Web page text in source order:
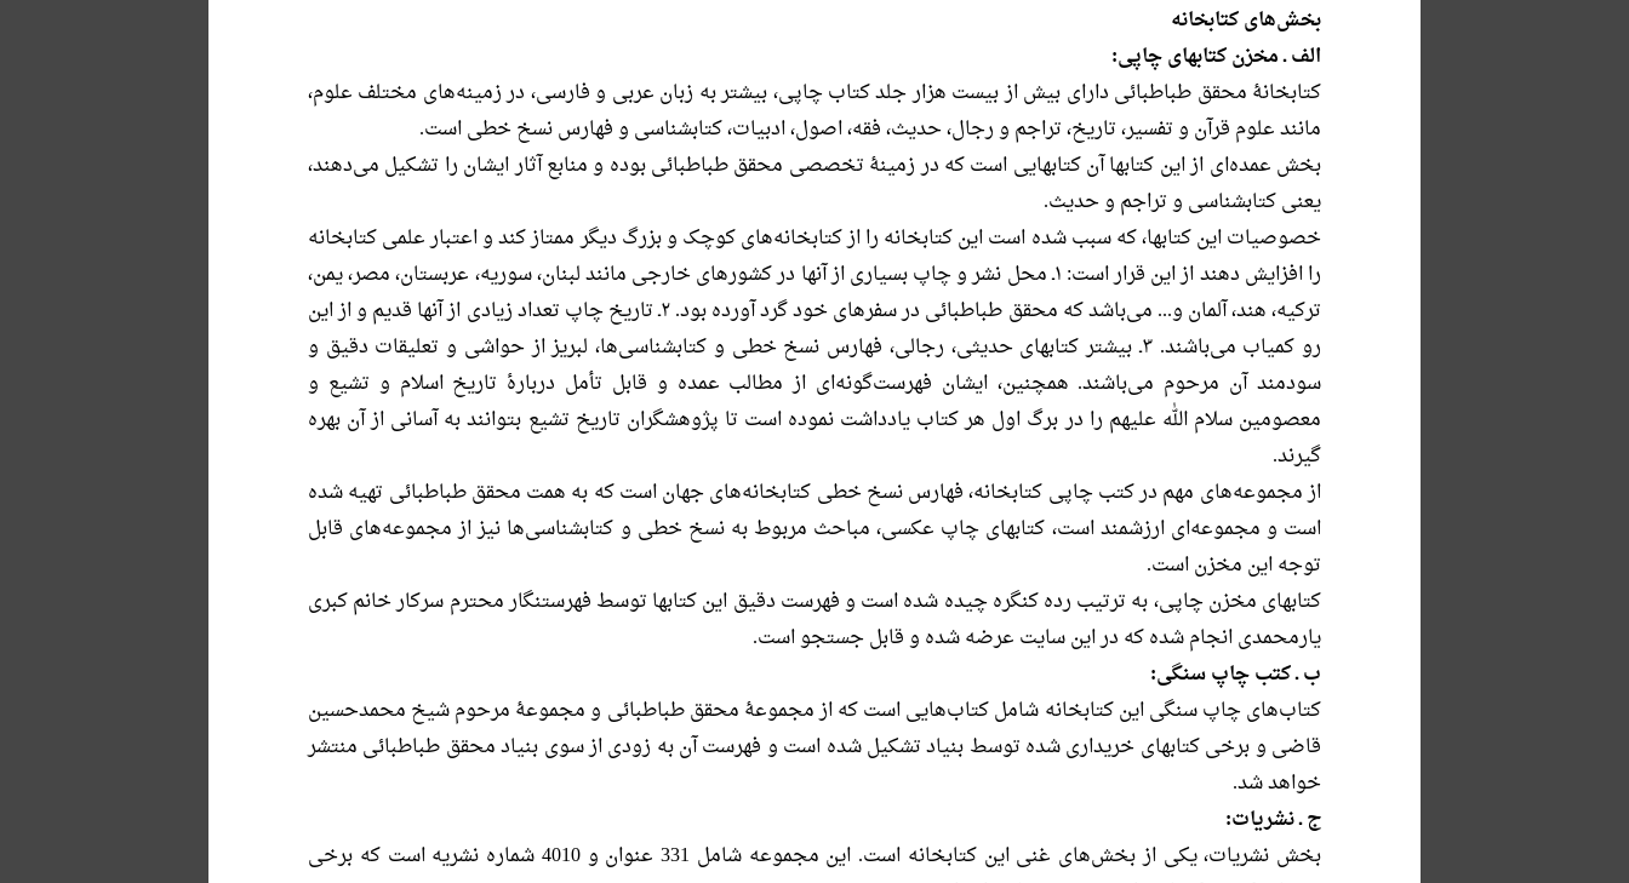
بخش‌های کتابخانه
الف ـ مخزن كتابهاى چاپى:
كتابخانۀ محقق طباطبائى داراى بیش از بیست هزار جلد كتاب چاپى، بیشتر به زبان عربى و فارسى، در زمینه‌هاى مختلف علوم،
مانند علوم قرآن و تفسیر، تاریخ، تراجم و رجال، حدیث، فقه، اصول، ادبیات، كتابشناسى و فهارس نسخ خطى است.
بخش عمده‌اى از این كتابها آن كتابهایى است كه در زمینۀ تخصصى محقق طباطبائى بوده و منابع آثار ایشان را تشكیل می‌دهند،
یعنى كتابشناسى و تراجم و حدیث.
خصوصیات این كتابها، كه سبب شده است این كتابخانه را از كتابخانه‌هاى كوچک و بزرگ دیگر ممتاز كند و اعتبار علمى كتابخانه
را افزایش دهند از این قرار است: ۱ـ محل نشر و چاپ بسیارى از آنها در كشورهاى خارجى مانند لبنان، سوریه، عربستان، مصر، یمن،
تركیه، هند، آلمان و... می‌باشد که محقق طباطبائی در سفرهای خود گرد آورده بود. ۲ـ تاریخ چاپ تعداد زیادى از آنها قدیم و از این
رو كمیاب می‌باشند. ۳ـ بیشتر كتابهاى حدیثى، رجالى، فهارس نسخ خطى و كتابشناسى‌ها، لبریز از حواشى و تعلیقات دقیق و
سودمند آن مرحوم مى‌باشند. همچنین، ایشان فهرست‌گونه‌اى از مطالب عمده و قابل تأمل دربارۀ تاریخ اسلام و تشیع و
معصومین سلام الله علیهم را در برگ اول هر كتاب یادداشت نموده است تا پژوهشگران تاریخ تشیع بتوانند به آسانى از آن بهره
گیرند.
از مجموعه‌های مهم در کتب چاپی کتابخانه، فهارس نسخ خطی کتابخانه‌های جهان است که به همت محقق طباطبائی تهیه شده
است و مجموعه‌ای ارزشمند است، کتابهای چاپ عکسی، مباحث مربوط به نسخ خطی و کتابشناسی‌ها نیز از مجموعه‌های قابل
توجه این مخزن است.
کتابهای مخزن چاپی، به ترتیب رده کنگره چیده شده است و فهرست دقیق این کتابها توسط فهرستنگار محترم سرکار خانم کبری
یارمحمدی انجام شده که در این سایت عرضه شده و قابل جستجو است.
ب ـ کتب چاپ سنگی:
کتاب‌های چاپ سنگی این کتابخانه شامل کتاب‌هایی است که از مجموعۀ محقق طباطبائی و مجموعۀ مرحوم شیخ محمدحسین
قاضی و برخی کتابهای خریداری شده توسط بنیاد تشکیل شده است و فهرست آن به زودی از سوی بنیاد محقق طباطبائی منتشر
خواهد شد.
ج ـ نشریات:
بخش نشریات، یکی از بخش‌های غنی این کتابخانه است. این مجموعه شامل 331 عنوان و 4010 شماره نشریه است که برخی